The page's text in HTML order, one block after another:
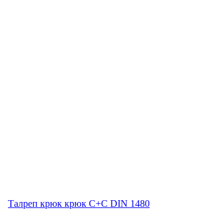
Талреп крюк крюк С+С DIN 1480